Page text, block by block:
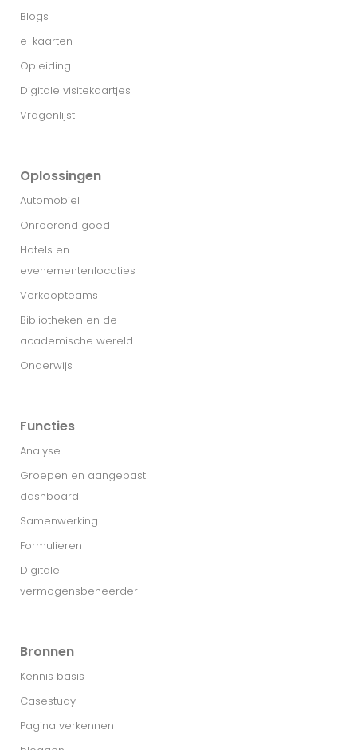
Blogs
e-kaarten
Opleiding
Digitale visitekaartjes
Vragenlijst
Oplossingen
Automobiel
Onroerend goed
Hotels en
evenementenlocaties
Verkoopteams
Bibliotheken en de
academische wereld
Onderwijs
Functies
Analyse
Groepen en aangepast
dashboard
Samenwerking
Formulieren
Digitale
vermogensbeheerder
Bronnen
Kennis basis
Casestudy
Pagina verkennen